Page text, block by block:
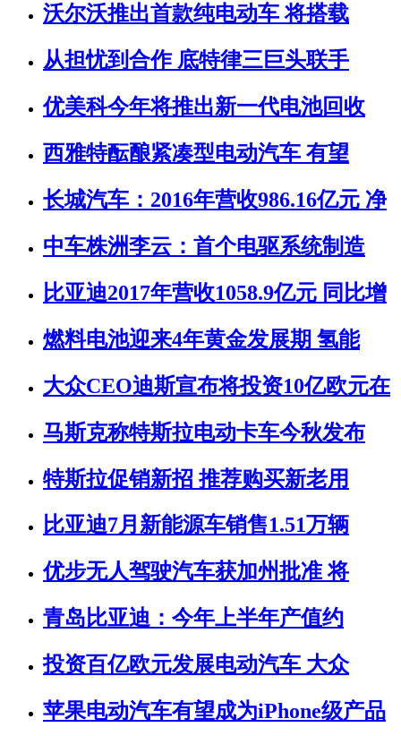
沃尔沃推出首款纯电动车 将搭载
从担忧到合作 底特律三巨头联手
优美科今年将推出新一代电池回收
西雅特酝酿紧凑型电动汽车 有望
长城汽车：2016年营收986.16亿元 净
中车株洲李云：首个电驱系统制造
比亚迪2017年营收1058.9亿元 同比增
燃料电池迎来4年黄金发展期 氢能
大众CEO迪斯宣布将投资10亿欧元在
马斯克称特斯拉电动卡车今秋发布
特斯拉促销新招 推荐购买新老用
比亚迪7月新能源车销售1.51万辆
优步无人驾驶汽车获加州批准 将
青岛比亚迪：今年上半年产值约
投资百亿欧元发展电动汽车 大众
苹果电动汽车有望成为iPhone级产品